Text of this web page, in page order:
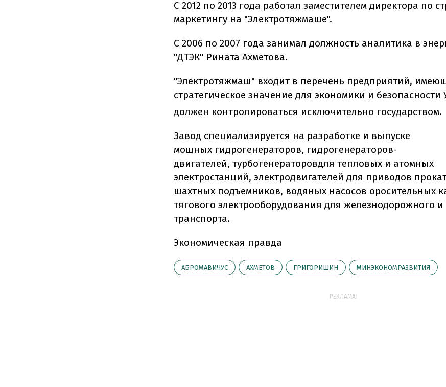
С 2012 по 2013 года работал заместителем директора по
маркетингу на "Электротяжмаше".
С 2006 по 2007 года занимал должность аналитика в
"ДТЭК" Рината Ахметова.
"Электротяжмаш" входит в перечень предприятий,
стратегическое значение для экономики и
должен контролироваться исключительно государством.
Завод специализируется на разработке и выпуске
мощных гидрогенераторов, гидрогенераторов-
двигателей, турбогенераторовдля тепловых и атомных
электростанций, электродвигателей для приводов
шахтных подъемников, водяных насосов оросительных
тягового электрооборудования для железнодорожного и
транспорта.
Экономическая правда
АБРОМАВИЧУС АХМЕТОВ ГРИГОРИШИН МИНЭКОНОМРАЗВИТИЯ
РЕКЛАМА: